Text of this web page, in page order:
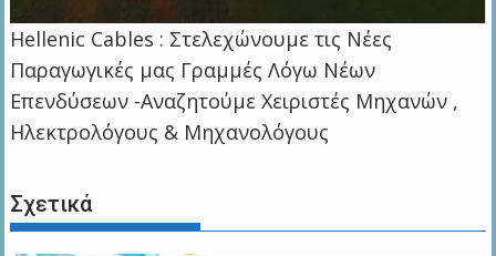
Hellenic Cables : Στελεχώνουμε τις Νέες
Παραγωγικές μας Γραμμές Λόγω Νέων
Επενδύσεων -Αναζητούμε Χειριστές Μηχανών ,
Ηλεκτρολόγους & Μηχανολόγους
Σχετικά